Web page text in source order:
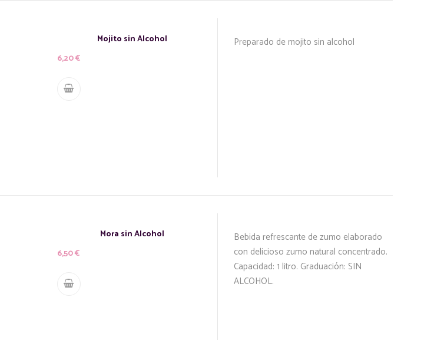
Mojito sin Alcohol
6,20€
Preparado de mojito sin alcohol
Mora sin Alcohol
6,50€
Bebida refrescante de zumo elaborado
con delicioso zumo natural concentrado.
Capacidad: 1 litro. Graduación: SIN
ALCOHOL.